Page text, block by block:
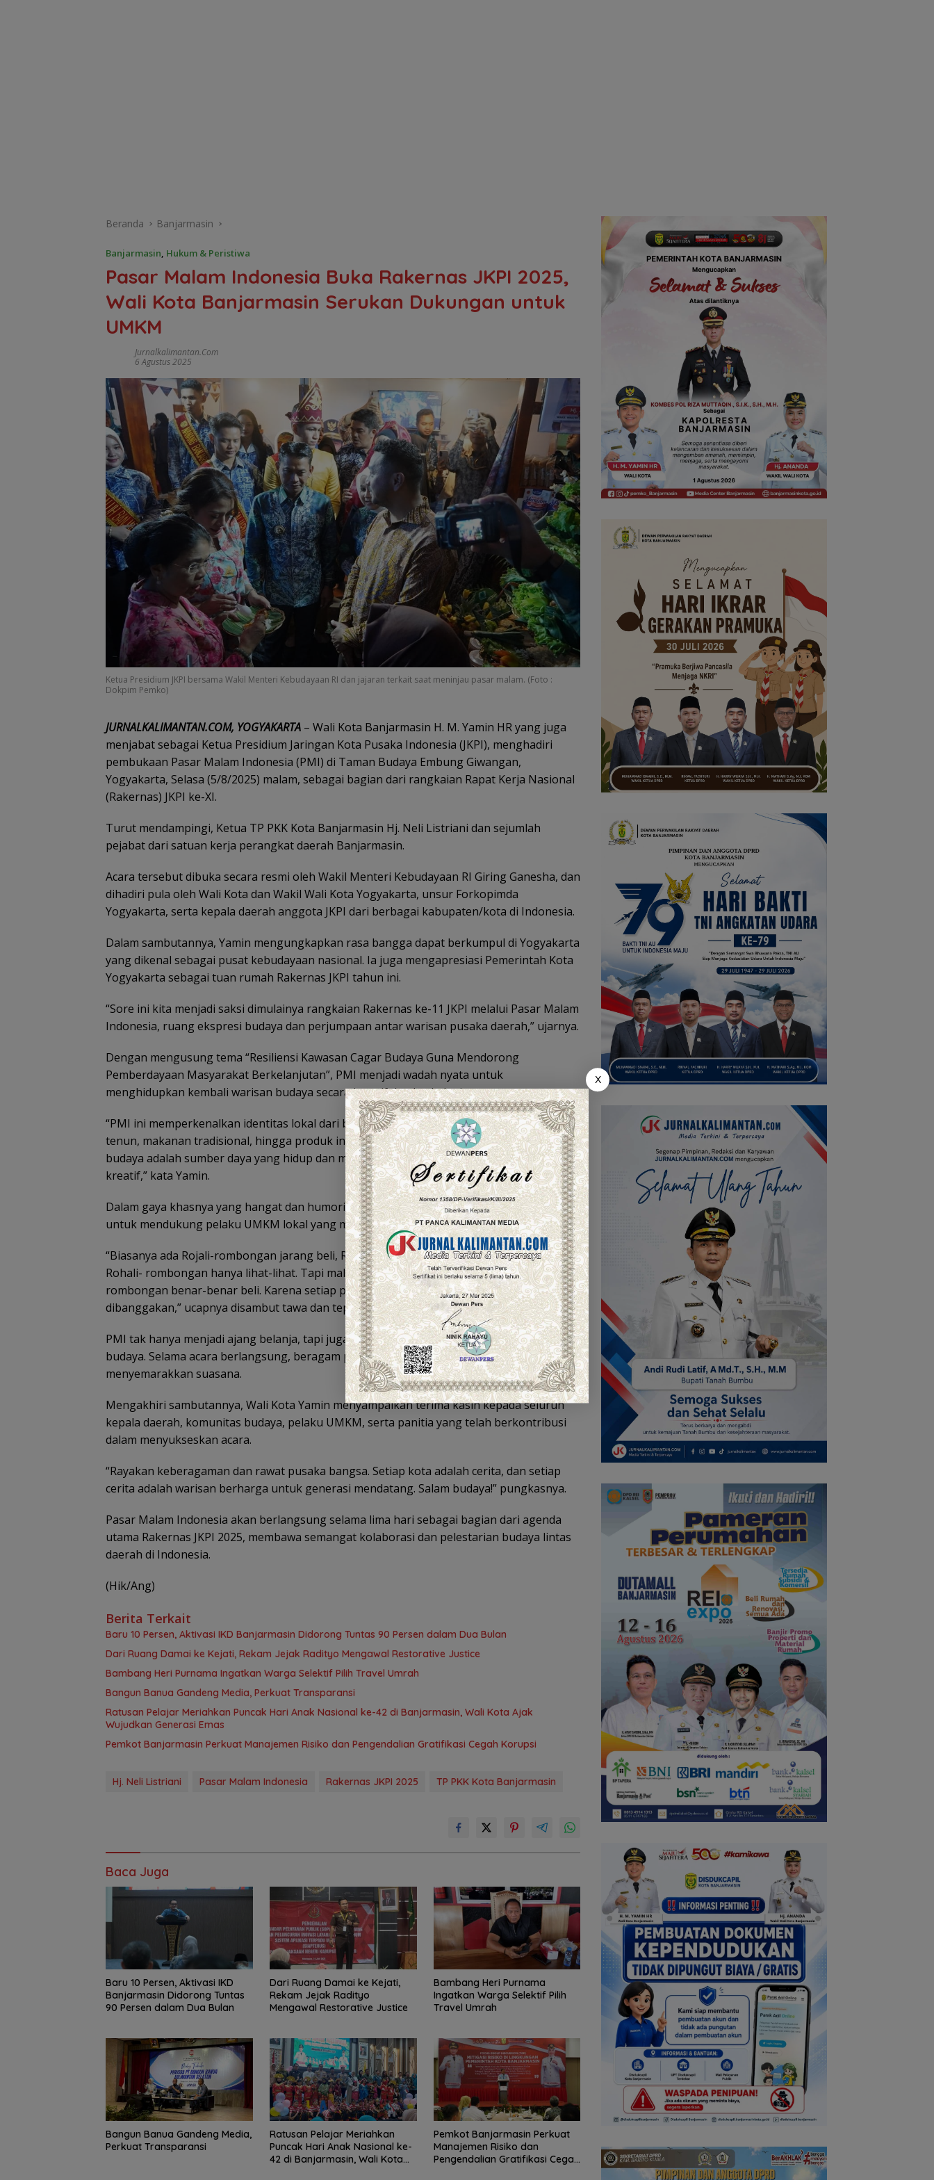
Beranda Banjarmasin
Banjarmasin, Hukum & Peristiwa
Pasar Malam Indonesia Buka Rakernas JKPI 2025,
Wali Kota Banjarmasin Serukan Dukungan untuk
UMKM
Jurnalkalimantan.com
6 Agustus 2025
Ketua Presidium JKPI bersama Wakil Menteri Kebudayaan RI dan jajaran terkait saat meninjau pasar malam. (Foto :
Dokpim Pemko)
JURNALKALIMANTAN.COM, YOGYAKARTA – Wali Kota Banjarmasin H. M. Yamin HR yang juga
menjabat sebagai Ketua Presidium Jaringan Kota Pusaka Indonesia (JKPI), menghadiri
pembukaan Pasar Malam Indonesia (PMI) di Taman Budaya Embung Giwangan,
Yogyakarta, Selasa (5/8/2025) malam, sebagai bagian dari rangkaian Rapat Kerja Nasional
(Rakernas) JKPI ke-XI.
Turut mendampingi, Ketua TP PKK Kota Banjarmasin Hj. Neli Listriani dan sejumlah
pejabat dari satuan kerja perangkat daerah Banjarmasin.
Acara tersebut dibuka secara resmi oleh Wakil Menteri Kebudayaan RI Giring Ganesha, dan
dihadiri pula oleh Wali Kota dan Wakil Wali Kota Yogyakarta, unsur Forkopimda
Yogyakarta, serta kepala daerah anggota JKPI dari berbagai kabupaten/kota di Indonesia.
Dalam sambutannya, Yamin mengungkapkan rasa bangga dapat berkumpul di Yogyakarta
yang dikenal sebagai pusat kebudayaan nasional. Ia juga mengapresiasi Pemerintah Kota
Yogyakarta sebagai tuan rumah Rakernas JKPI tahun ini.
“Sore ini kita menjadi saksi dimulainya rangkaian Rakernas ke-11 JKPI melalui Pasar Malam
Indonesia, ruang ekspresi budaya dan perjumpaan antar warisan pusaka daerah,” ujarnya.
Dengan mengusung tema “Resiliensi Kawasan Cagar Budaya Guna Mendorong
Pemberdayaan Masyarakat Berkelanjutan”, PMI menjadi wadah nyata untuk
menghidupkan kembali warisan budaya secara kreatif dan berkelanjutan.
“PMI ini memperkenalkan identitas lokal dari berbagai daerah. Ada batik, sasirangan,
tenun, makanan tradisional, hingga produk inovatif berbasis budaya. Ini bukti bahwa
budaya adalah sumber daya yang hidup dan mampu menjadi motor penggerak ekonomi
kreatif,” kata Yamin.
Dalam gaya khasnya yang hangat dan humoris, Yamin juga mengajak para pengunjung
untuk mendukung pelaku UMKM lokal yang mengisi stan-stan pameran.
“Biasanya ada Rojali-rombongan jarang beli, Rohana-rombongan hanya nanya, atau
Rohali- rombongan hanya lihat-lihat. Tapi malam ini saya ajak kita semua jadi Robeli-
rombongan benar-benar beli. Karena setiap produk di sini adalah karya UMKM yang patut
dibanggakan,” ucapnya disambut tawa dan tepuk tangan pengunjung.
PMI tak hanya menjadi ajang belanja, tapi juga media untuk mempererat keberagaman
budaya. Selama acara berlangsung, beragam pertunjukan seni dari berbagai daerah turut
menyemarakkan suasana.
Mengakhiri sambutannya, Wali Kota Yamin menyampaikan terima kasih kepada seluruh
kepala daerah, komunitas budaya, pelaku UMKM, serta panitia yang telah berkontribusi
dalam menyukseskan acara.
“Rayakan keberagaman dan rawat pusaka bangsa. Setiap kota adalah cerita, dan setiap
cerita adalah warisan berharga untuk generasi mendatang. Salam budaya!” pungkasnya.
Pasar Malam Indonesia akan berlangsung selama lima hari sebagai bagian dari agenda
utama Rakernas JKPI 2025, membawa semangat kolaborasi dan pelestarian budaya lintas
daerah di Indonesia.
(Hik/Ang)
Berita Terkait
Baru 10 Persen, Aktivasi IKD Banjarmasin Didorong Tuntas 90 Persen dalam Dua Bulan
Dari Ruang Damai ke Kejati, Rekam Jejak Radityo Mengawal Restorative Justice
Bambang Heri Purnama Ingatkan Warga Selektif Pilih Travel Umrah
Bangun Banua Gandeng Media, Perkuat Transparansi
Ratusan Pelajar Meriahkan Puncak Hari Anak Nasional ke-42 di Banjarmasin, Wali Kota Ajak
Wujudkan Generasi Emas
Pemkot Banjarmasin Perkuat Manajemen Risiko dan Pengendalian Gratifikasi Cegah Korupsi
Hj. Neli Listriani Pasar Malam Indonesia Rakernas JKPI 2025 TP PKK Kota Banjarmasin
Baca Juga
Baru 10 Persen, Aktivasi IKD
Banjarmasin Didorong Tuntas
90 Persen dalam Dua Bulan
Dari Ruang Damai ke Kejati,
Rekam Jejak Radityo
Mengawal Restorative Justice
Bambang Heri Purnama
Ingatkan Warga Selektif Pilih
Travel Umrah
Bangun Banua Gandeng Media,
Perkuat Transparansi
Ratusan Pelajar Meriahkan
Puncak Hari Anak Nasional ke-
42 di Banjarmasin, Wali Kota
Pemkot Banjarmasin Perkuat
Manajemen Risiko dan
Pengendalian Gratifikasi Cegah
X